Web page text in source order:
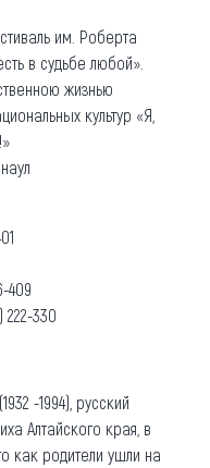
им. Роберта
в судьбе любой».
жизнью
культур «Я,
409
222-330
-1994), русский
Алтайского края, в
как родители ушли на